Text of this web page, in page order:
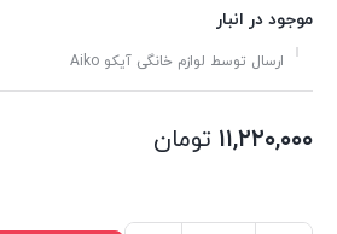
موجود در انبار
ارسال توسط لوازم خانگی آیکو Aiko
۱۱,۲۲۰,۰۰۰ تومان